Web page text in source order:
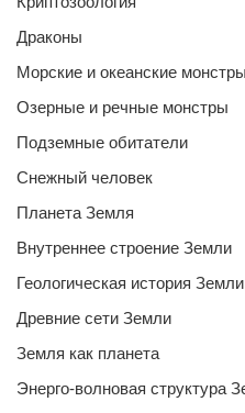
Драконы
Морские и океанские монстры
Озерные и речные монстры
Подземные обитатели
Снежный человек
Планета Земля
Внутреннее строение Земли
Геологическая история Земли
Древние сети Земли
Земля как планета
Энерго-волновая структура